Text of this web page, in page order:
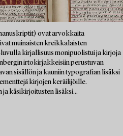
ovat arvokkaita
muinaisten kreikkalaisten
kirjallisuus monipuolistui ja kirjoja
irtokirjakkeisiin perustuvan
sisällön ja kauniin typografian lisäksi
kirjojen keräilijöille.
käsikirjoitusten lisäksi...